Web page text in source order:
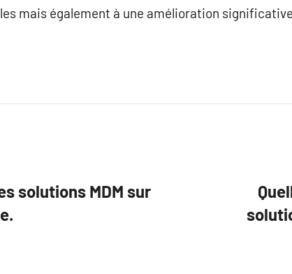
mais également à une amélioration
solutions MDM sur